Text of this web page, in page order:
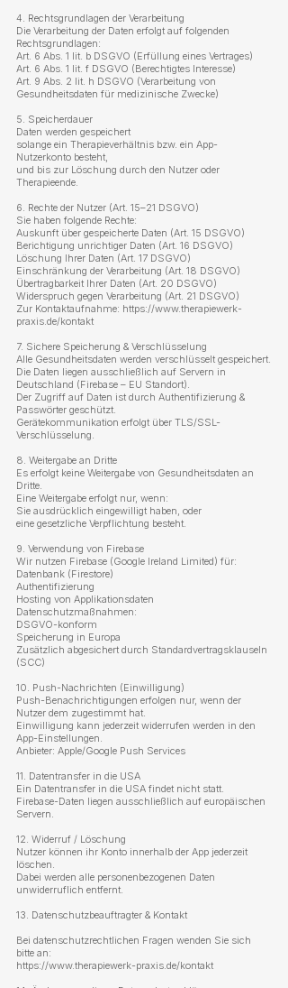
4. Rechtsgrundlagen der Verarbeitung
Die Verarbeitung der Daten erfolgt auf folgenden
Rechtsgrundlagen:
Art. 6 Abs. 1 lit. b DSGVO (Erfüllung eines Vertrages)
Art. 6 Abs. 1 lit. f DSGVO (Berechtigtes Interesse)
Art. 9 Abs. 2 lit. h DSGVO (Verarbeitung von
Gesundheitsdaten für medizinische Zwecke)
5. Speicherdauer
Daten werden gespeichert
solange ein Therapieverhältnis bzw. ein App-
Nutzerkonto besteht,
und bis zur Löschung durch den Nutzer oder
Therapieende.
6. Rechte der Nutzer (Art. 15–21 DSGVO)
Sie haben folgende Rechte:
Auskunft über gespeicherte Daten (Art. 15 DSGVO)
Berichtigung unrichtiger Daten (Art. 16 DSGVO)
Löschung Ihrer Daten (Art. 17 DSGVO)
Einschränkung der Verarbeitung (Art. 18 DSGVO)
Übertragbarkeit Ihrer Daten (Art. 20 DSGVO)
Widerspruch gegen Verarbeitung (Art. 21 DSGVO)
Zur Kontaktaufnahme: https://www.therapiewerk-
praxis.de/kontakt
7. Sichere Speicherung & Verschlüsselung
Alle Gesundheitsdaten werden verschlüsselt gespeichert.
Die Daten liegen ausschließlich auf Servern in
Deutschland (Firebase – EU Standort).
Der Zugriff auf Daten ist durch Authentifizierung &
Passwörter geschützt.
Gerätekommunikation erfolgt über TLS/SSL-
Verschlüsselung.
8. Weitergabe an Dritte
Es erfolgt keine Weitergabe von Gesundheitsdaten an
Dritte.
Eine Weitergabe erfolgt nur, wenn:
Sie ausdrücklich eingewilligt haben, oder
eine gesetzliche Verpflichtung besteht.
9. Verwendung von Firebase
Wir nutzen Firebase (Google Ireland Limited) für:
Datenbank (Firestore)
Authentifizierung
Hosting von Applikationsdaten
Datenschutzmaßnahmen:
DSGVO-konform
Speicherung in Europa
Zusätzlich abgesichert durch Standardvertragsklauseln
(SCC)
10. Push-Nachrichten (Einwilligung)
Push-Benachrichtigungen erfolgen nur, wenn der
Nutzer dem zugestimmt hat.
Einwilligung kann jederzeit widerrufen werden in den
App-Einstellungen.
Anbieter: Apple/Google Push Services
11. Datentransfer in die USA
Ein Datentransfer in die USA findet nicht statt.
Firebase-Daten liegen ausschließlich auf europäischen
Servern.
12. Widerruf / Löschung
Nutzer können ihr Konto innerhalb der App jederzeit
löschen.
Dabei werden alle personenbezogenen Daten
unwiderruflich entfernt.
13. Datenschutzbeauftragter & Kontakt
Bei datenschutzrechtlichen Fragen wenden Sie sich
bitte an:
https://www.therapiewerk-praxis.de/kontakt